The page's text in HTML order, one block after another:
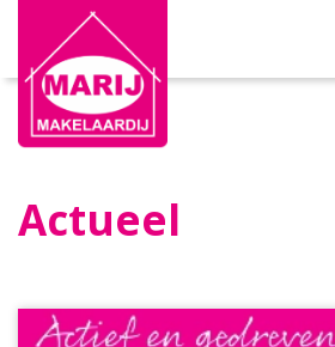
Actueel